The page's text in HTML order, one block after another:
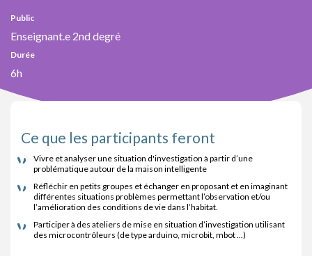
Public
Enseignant.e 2nd degré
Durée
6h
Ce que les participants feront
Vivre et analyser une situation d'investigation à partir d’une
problématique autour de la maison intelligente
Réfléchir en petits groupes et échanger en proposant et en imaginant
différentes situations problèmes permettant l’observation et/ou
l’amélioration des conditions de vie dans l’habitat.
Participer à des ateliers de mise en situation d’investigation utilisant
des microcontrôleurs (de type arduino, microbit, mbot ...)